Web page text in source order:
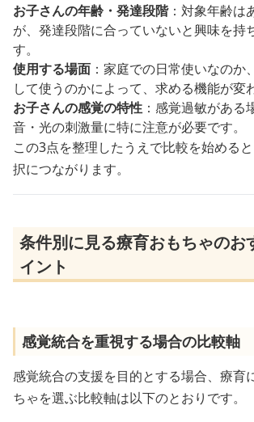
お子さんの年齢・発達段階：対象年齢は
が、発達段階に合っていないと興味を持
す。
使用する場面 ：家庭での日常使いなのか
して使うのかによって、求める機能が変
お子さんの感覚の特性 ：感覚過敏がある
音・光の刺激量に特に注意が必要です。
この3点を整理したうえで比較を始める
択につながります。
条件別に見る療育おもちゃのお
イント
感覚統合を重視する場合の比較軸
感覚統合の支援を目的とする場合、療育
ちゃを選ぶ比較軸は以下のとおりです。